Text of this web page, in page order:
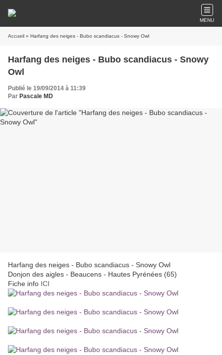
MENU
Accueil » Harfang des neiges - Bubo scandiacus - Snowy Owl
Harfang des neiges - Bubo scandiacus - Snowy
Owl
Publié le 19/09/2014 à 11:39
Par Pascale MD
Harfang des neiges - Bubo scandiacus - Snowy Owl
Donjon des aigles - Beaucens - Hautes Pyrénées (65)
Fiche info ICI